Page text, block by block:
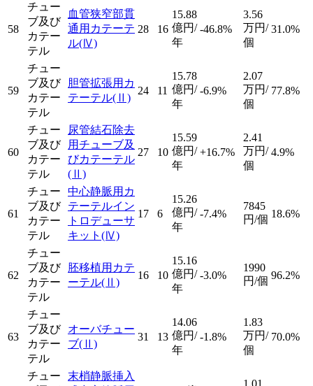
58
チュー
ブ及び
カテー
テル
血管狭窄部貫
通用カテーテ
ル(Ⅳ)
28 16
15.88
億円/
年
-46.8%
3.56
万円/
個
31.0%
59
チュー
ブ及び
カテー
テル
胆管拡張用カ
テーテル(Ⅱ)
24 11
15.78
億円/
年
-6.9%
2.07
万円/
個
77.8%
60
チュー
ブ及び
カテー
テル
尿管結石除去
用チューブ及
びカテーテル
(Ⅱ)
27 10
15.59
億円/
年
+16.7%
2.41
万円/
個
4.9%
61
チュー
ブ及び
カテー
テル
中心静脈用カ
テーテルイン
トロデューサ
キット (Ⅳ)
17 6
15.26
億円/
年
-7.4%
7845
円/個 18.6%
62
チュー
ブ及び
カテー
テル
胚移植用カテ
ーテル(Ⅱ)
16 10
15.16
億円/
年
-3.0%
1990
円/個 96.2%
63
チュー
ブ及び
カテー
テル
オーバチュー
ブ(Ⅱ)
31 13
14.06
億円/
年
-1.8%
1.83
万円/
個
70.0%
チュー
末梢静脈挿入